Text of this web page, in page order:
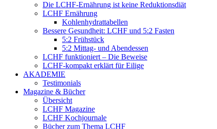
Die LCHF-Ernährung ist keine Reduktionsdiät
LCHF Ernährung
Kohlenhydrattabellen
Bessere Gesundheit: LCHF und 5:2 Fasten
5:2 Frühstück
5:2 Mittag- und Abendessen
LCHF funktioniert – Die Beweise
LCHF-kompakt erklärt für Eilige
AKADEMIE
Testimonials
Magazine & Bücher
Übersicht
LCHF Magazine
LCHF Kochjournale
Bücher zum Thema LCHF